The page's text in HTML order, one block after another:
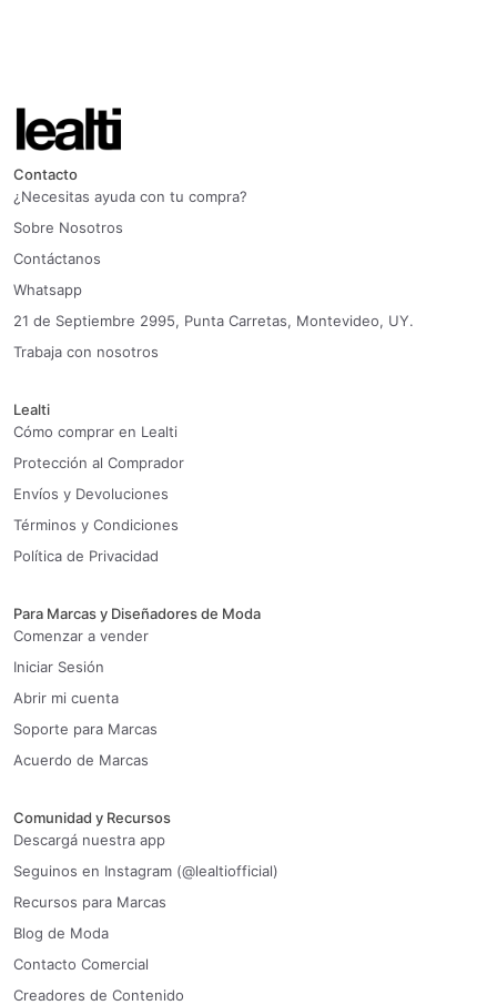
Contacto
¿Necesitas ayuda con tu compra?
Sobre Nosotros
Contáctanos
Whatsapp
21 de Septiembre 2995, Punta Carretas, Montevideo, UY.
Trabaja con nosotros
Lealti
Cómo comprar en Lealti
Protección al Comprador
Envíos y Devoluciones
Términos y Condiciones
Política de Privacidad
Para Marcas y Diseñadores de Moda
Comenzar a vender
Iniciar Sesión
Abrir mi cuenta
Soporte para Marcas
Acuerdo de Marcas
Comunidad y Recursos
Descargá nuestra app
Seguinos en Instagram (@lealtiofficial)
Recursos para Marcas
Blog de Moda
Contacto Comercial
Creadores de Contenido